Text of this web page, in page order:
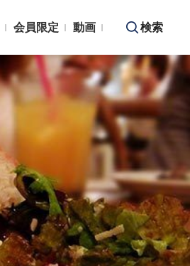
会員限定 動画 検索